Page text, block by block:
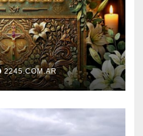
2245.COM.AR